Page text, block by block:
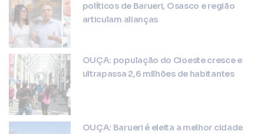
políticos de Barueri, Osasco e região
articulam alianças
OUÇA: população do Cioeste cresce e
ultrapassa 2,6 milhões de habitantes
OUÇA: Barueri é eleita a melhor cidade